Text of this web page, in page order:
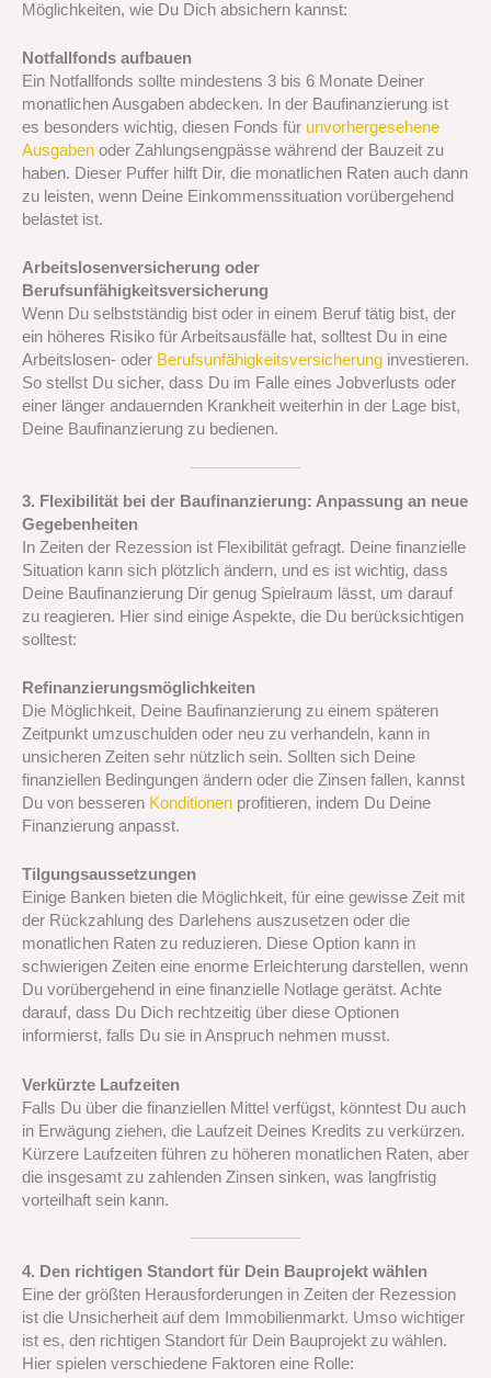
Möglichkeiten, wie Du Dich absichern kannst:
Notfallfonds aufbauen
Ein Notfallfonds sollte mindestens 3 bis 6 Monate Deiner
monatlichen Ausgaben abdecken. In der Baufinanzierung ist
es besonders wichtig, diesen Fonds für unvorhergesehene
Ausgaben oder Zahlungsengpässe während der Bauzeit zu
haben. Dieser Puffer hilft Dir, die monatlichen Raten auch dann
zu leisten, wenn Deine Einkommenssituation vorübergehend
belastet ist.
Arbeitslosenversicherung oder
Berufsunfähigkeitsversicherung
Wenn Du selbstständig bist oder in einem Beruf tätig bist, der
ein höheres Risiko für Arbeitsausfälle hat, solltest Du in eine
Arbeitslosen- oder Berufsunfähigkeitsversicherung investieren.
So stellst Du sicher, dass Du im Falle eines Jobverlusts oder
einer länger andauernden Krankheit weiterhin in der Lage bist,
Deine Baufinanzierung zu bedienen.
3. Flexibilität bei der Baufinanzierung: Anpassung an neue
Gegebenheiten
In Zeiten der Rezession ist Flexibilität gefragt. Deine finanzielle
Situation kann sich plötzlich ändern, und es ist wichtig, dass
Deine Baufinanzierung Dir genug Spielraum lässt, um darauf
zu reagieren. Hier sind einige Aspekte, die Du berücksichtigen
solltest:
Refinanzierungsmöglichkeiten
Die Möglichkeit, Deine Baufinanzierung zu einem späteren
Zeitpunkt umzuschulden oder neu zu verhandeln, kann in
unsicheren Zeiten sehr nützlich sein. Sollten sich Deine
finanziellen Bedingungen ändern oder die Zinsen fallen, kannst
Du von besseren Konditionen profitieren, indem Du Deine
Finanzierung anpasst.
Tilgungsaussetzungen
Einige Banken bieten die Möglichkeit, für eine gewisse Zeit mit
der Rückzahlung des Darlehens auszusetzen oder die
monatlichen Raten zu reduzieren. Diese Option kann in
schwierigen Zeiten eine enorme Erleichterung darstellen, wenn
Du vorübergehend in eine finanzielle Notlage gerätst. Achte
darauf, dass Du Dich rechtzeitig über diese Optionen
informierst, falls Du sie in Anspruch nehmen musst.
Verkürzte Laufzeiten
Falls Du über die finanziellen Mittel verfügst, könntest Du auch
in Erwägung ziehen, die Laufzeit Deines Kredits zu verkürzen.
Kürzere Laufzeiten führen zu höheren monatlichen Raten, aber
die insgesamt zu zahlenden Zinsen sinken, was langfristig
vorteilhaft sein kann.
4. Den richtigen Standort für Dein Bauprojekt wählen
Eine der größten Herausforderungen in Zeiten der Rezession
ist die Unsicherheit auf dem Immobilienmarkt. Umso wichtiger
ist es, den richtigen Standort für Dein Bauprojekt zu wählen.
Hier spielen verschiedene Faktoren eine Rolle: